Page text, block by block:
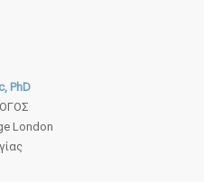
PhD
London